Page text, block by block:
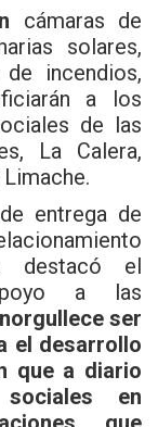
cámaras de
solares,
incendios,
a los
de las
La Calera,
entrega de
destacó el
a las
ser
el desarrollo
que a diario
en